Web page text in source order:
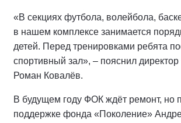
«В секциях футбола, волейбола,
в нашем комплексе занимается
детей. Перед тренировками ребята
спортивный зал», – пояснил
Роман Ковалёв.
В будущем году ФОК ждёт ремонт, но
поддержке фонда «Поколение»